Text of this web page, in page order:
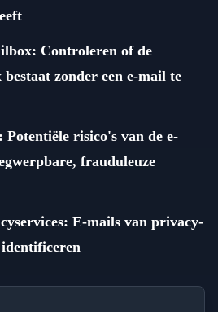
Controleren of de
zonder een e-mail te
Potentiële risico's van de e-
frauduleuze
E-mails van privacy-